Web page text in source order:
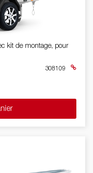
kit de montage, pour
308109